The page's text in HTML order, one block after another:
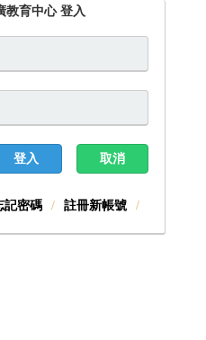
教育中心 登入
取消
登入
記密碼 註冊新帳號